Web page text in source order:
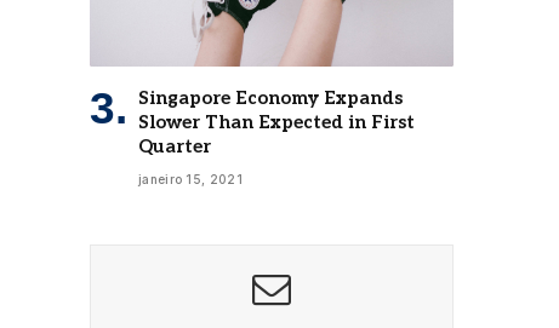
Singapore Economy Expands
Slower Than Expected in First
Quarter
janeiro 15, 2021